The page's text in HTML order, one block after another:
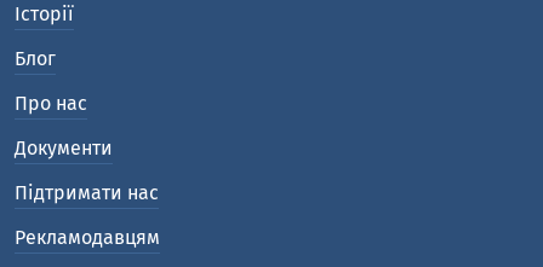
Історії
Блог
Про нас
Документи
Підтримати нас
Рекламодавцям